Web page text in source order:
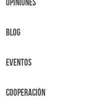
OPINIONES
BLOG
Eventos
Cooperación